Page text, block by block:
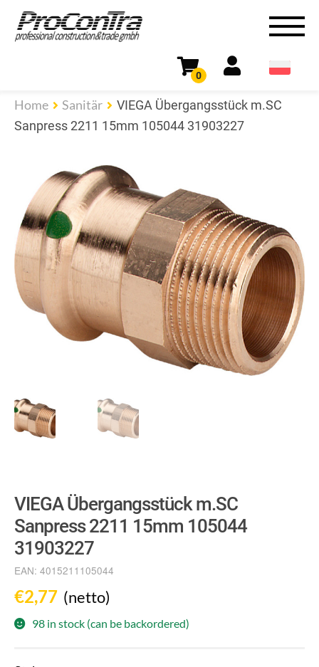
0
Home Sanitär
VIEGA Übergangsstück m.SC
Sanpress 2211 15mm 105044 31903227
VIEGA Übergangsstück m.SC
Sanpress 2211 15mm 105044
31903227
EAN: 4015211105044
€2,77 (netto)
98 in stock (can be backordered)